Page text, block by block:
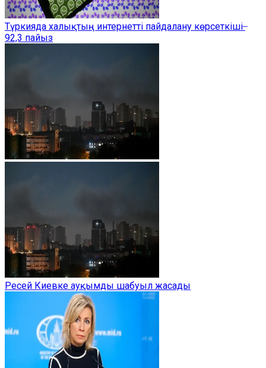
Түркияда халықтың интернетті пайдалану көрсеткіші ̶
92,3 пайыз
Ресей Киевке ауқымды шабуыл жасады